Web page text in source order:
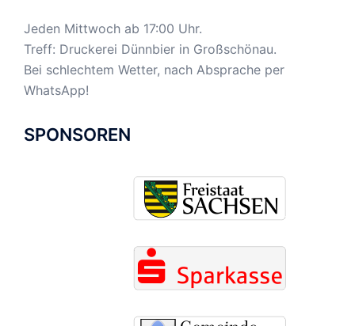
Jeden Mittwoch ab 17:00 Uhr.
Treff: Druckerei Dünnbier in Großschönau.
Bei schlechtem Wetter, nach Absprache per
WhatsApp!
SPONSOREN